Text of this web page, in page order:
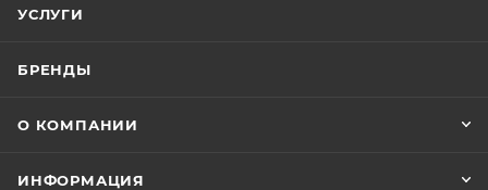
УСЛУГИ
БРЕНДЫ
О КОМПАНИИ
ИНФОРМАЦИЯ